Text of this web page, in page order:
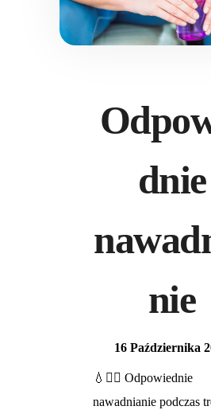
dnie
nie
16 Października
💧🏋️‍♀️ Odpowiednie
nawadnianie podczas